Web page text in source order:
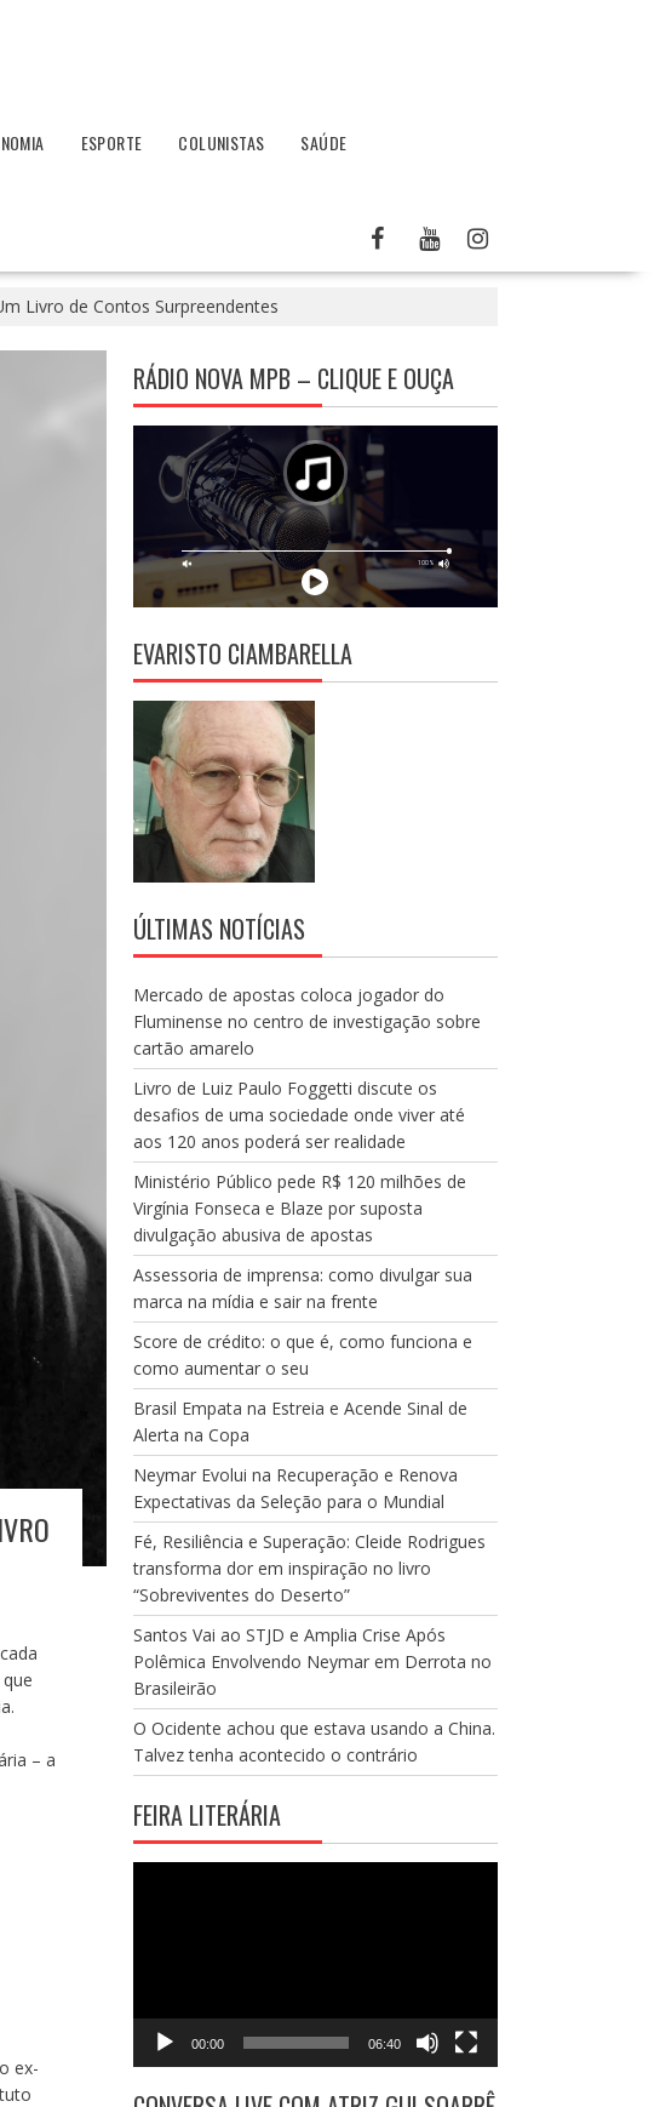
ESPORTE COLUNISTAS
SAÚDE
Livro de Contos Surpreendentes
– a
ex-
RÁDIO NOVA MPB – CLIQUE E OUÇA
EVARISTO CIAMBARELLA
ÚLTIMAS NOTÍCIAS
Mercado de apostas coloca jogador do
Fluminense no centro de investigação sobre
cartão amarelo
Livro de Luiz Paulo Foggetti discute os
desafios de uma sociedade onde viver até
aos 120 anos poderá ser realidade
Ministério Público pede R$ 120 milhões de
Virgínia Fonseca e Blaze por suposta
divulgação abusiva de apostas
Assessoria de imprensa: como divulgar sua
marca na mídia e sair na frente
Score de crédito: o que é, como funciona e
como aumentar o seu
Brasil Empata na Estreia e Acende Sinal de
Alerta na Copa
Neymar Evolui na Recuperação e Renova
Expectativas da Seleção para o Mundial
Fé, Resiliência e Superação: Cleide Rodrigues
transforma dor em inspiração no livro
“Sobreviventes do Deserto”
Santos Vai ao STJD e Amplia Crise Após
Polêmica Envolvendo Neymar em Derrota no
Brasileirão
O Ocidente achou que estava usando a China.
Talvez tenha acontecido o contrário
FEIRA LITERÁRIA
00:00 06:40